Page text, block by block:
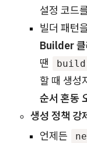
설정 코드
빌더 패턴
Builder 클
땐
할 때 생성
순서 혼동
생성 정책 강
언제든